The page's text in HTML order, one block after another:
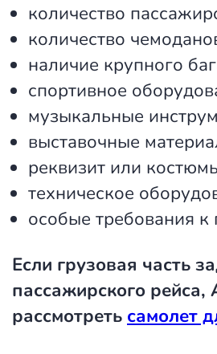
количество
количество
наличие крупного
спортивное
музыкальные
выставочные
реквизит или
техническое
особые требования к
Если грузовая часть
пассажирского рейса,
рассмотреть самолет